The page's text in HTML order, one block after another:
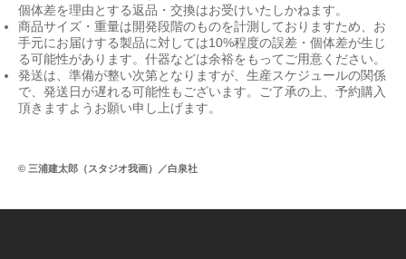
個体差を理由とする返品・交換はお受けいたしかねます。
商品サイズ・重量は開発段階のものを計測しておりますため、お
手元にお届けする製品に対しては10%程度の誤差・個体差が生じ
る可能性があります。什器などは余裕をもってご用意ください。
発送は、準備が整い次第となりますが、生産スケジュールの関係
で、発送日が遅れる可能性もございます。ご了承の上、予約購入
頂きますようお願い申し上げます。
© 三浦建太郎（スタジオ我画）／白泉社